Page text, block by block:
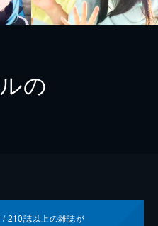
の
/210誌以上の雑誌が